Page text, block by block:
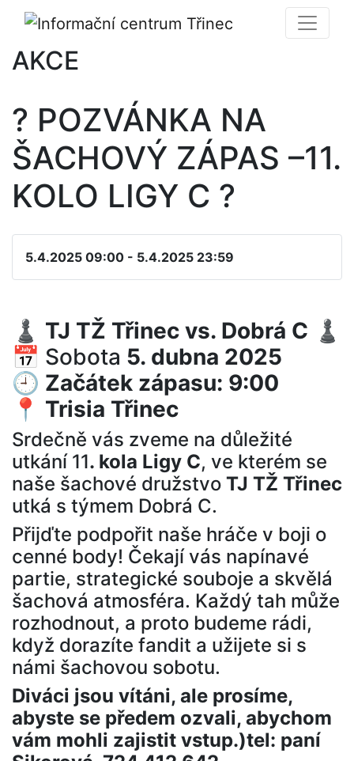
AKCE
? POZVÁNKA NA
ŠACHOVÝ ZÁPAS –11.
KOLO LIGY C ?
5.4.2025 09:00 - 5.4.2025 23:59
♟ TJ TŽ Třinec vs. Dobrá C ♟
📅 Sobota 5. dubna 2025
🕘 Začátek zápasu: 9:00
📍 Trisia Třinec
Srdečně vás zveme na důležité
utkání 11. kola Ligy C, ve kterém se
naše šachové družstvo TJ TŽ Třinec
utká s týmem Dobrá C.
Přijďte podpořit naše hráče v boji o
cenné body! Čekají vás napínavé
partie, strategické souboje a skvělá
šachová atmosféra. Každý tah může
rozhodnout, a proto budeme rádi,
když dorazíte fandit a užijete si s
námi šachovou sobotu.
Diváci jsou vítáni, ale prosíme,
abyste se předem ozvali, abychom
vám mohli zajistit vstup.)tel: paní